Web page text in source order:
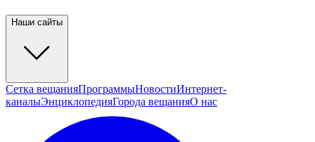
Наши сайты
Сетка вещанияПрограммыНовостиИнтернет-
каналыЭнциклопедияГорода вещанияО нас